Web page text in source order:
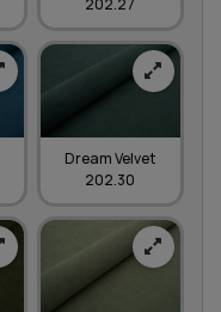
202.27
Dream Velvet
202.30